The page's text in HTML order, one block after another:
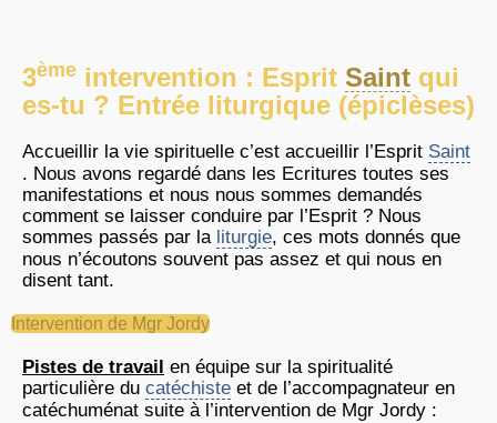
3ème intervention : Esprit Saint qui
es-tu ? Entrée liturgique (épiclèses)
Accueillir la vie spirituelle c’est accueillir l’Esprit Saint
. Nous avons regardé dans les Ecritures toutes ses
manifestations et nous nous sommes demandés
comment se laisser conduire par l’Esprit ? Nous
sommes passés par la liturgie, ces mots donnés que
nous n’écoutons souvent pas assez et qui nous en
disent tant.
Intervention de Mgr Jordy
Pistes de travail en équipe sur la spiritualité
particulière du catéchiste et de l’accompagnateur en
catéchuménat suite à l’intervention de Mgr Jordy :